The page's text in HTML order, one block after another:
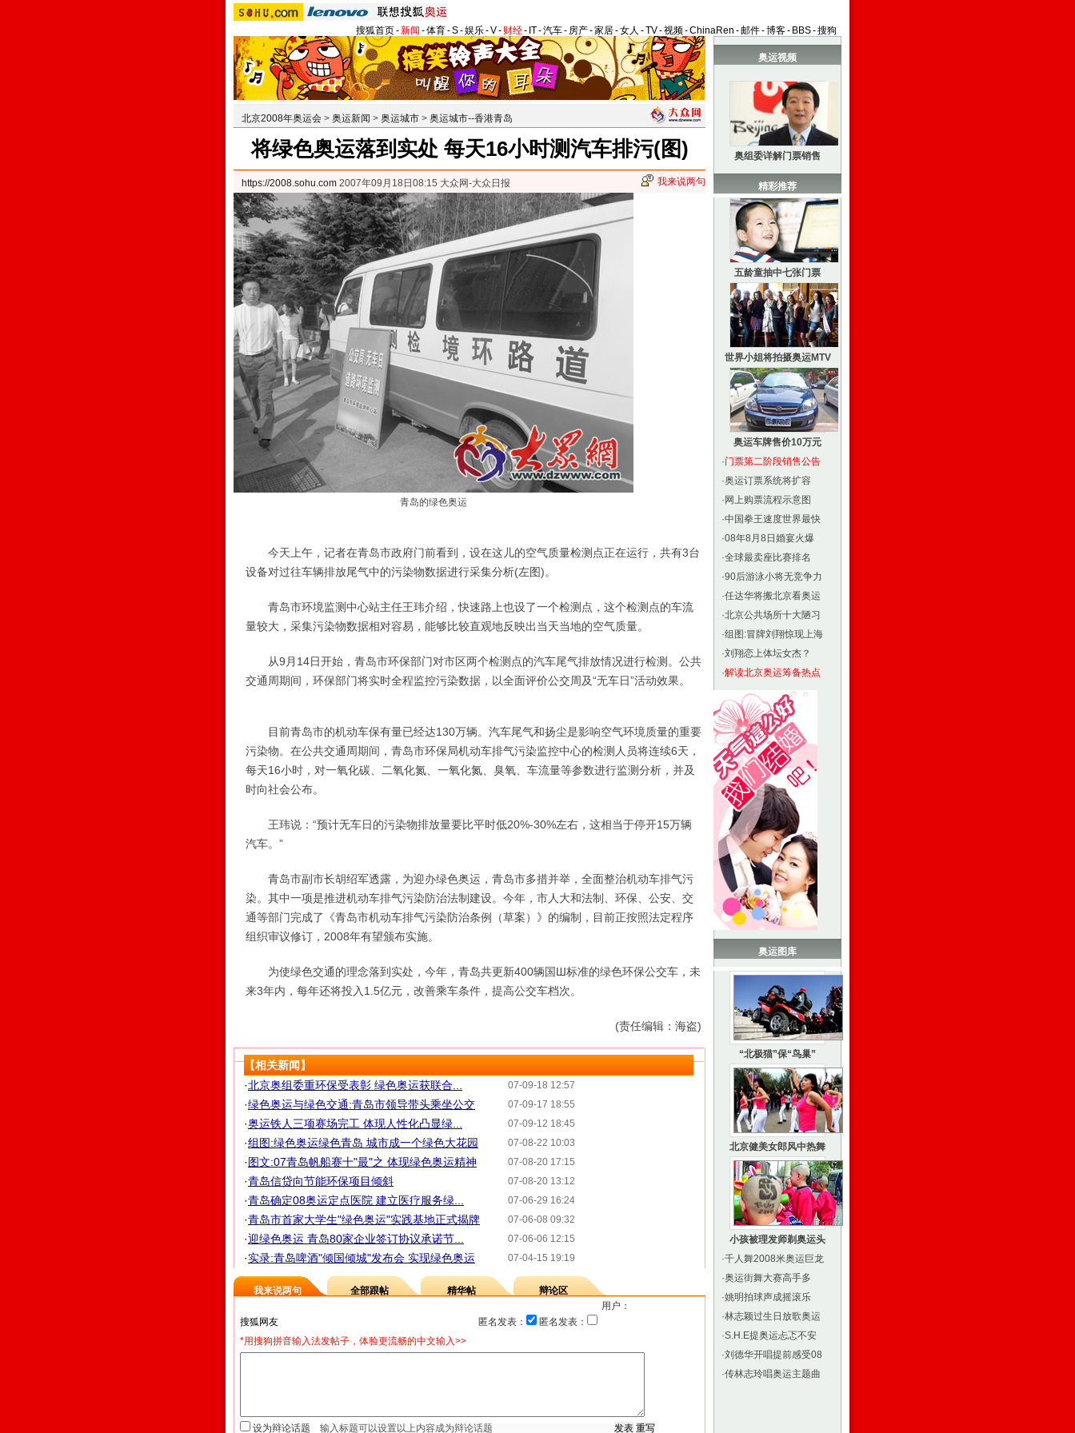
搜狐首页-新闻 -体育-S-娱乐-V- 财经- IT-汽车- 房产-家居-女人 -TV-视频-ChinaRen -邮件-博客- BBS-搜狗
北京2008年奥运会 > 奥运新闻 > 奥运城市 > 奥运城市--香港青岛
将绿色奥运落到实处 每天16小时测汽车排污(图)
https://2008.sohu.com 2007年09月18日08:15 大众网-大众日报 我来说两句
青岛的绿色奥运
今天上午，记者在青岛市政府门前看到，设在这儿的空气质量检测点正在运行，共有3台
设备对过往车辆排放尾气中的污染物数据进行采集分析(左图)。
青岛市环境监测中心站主任王玮介绍，快速路上也设了一个检测点，这个检测点的车流
量较大，采集污染物数据相对容易，能够比较直观地反映出当天当地的空气质量。
从9月14日开始，青岛市环保部门对市区两个检测点的汽车尾气排放情况进行检测。公共
交通周期间，环保部门将实时全程监控污染数据，以全面评价公交周及“无车日”活动效果。
目前青岛市的机动车保有量已经达130万辆。汽车尾气和扬尘是影响空气环境质量的重要
污染物。在公共交通周期间，青岛市环保局机动车排气污染监控中心的检测人员将连续6天，
每天16小时，对一氧化碳、二氧化氮、一氧化氮、臭氧、车流量等参数进行监测分析，并及
时向社会公布。
王玮说：“预计无车日的污染物排放量要比平时低20%-30%左右，这相当于停开15万辆
汽车。”
青岛市副市长胡绍军透露，为迎办绿色奥运，青岛市多措并举，全面整治机动车排气污
染。其中一项是推进机动车排气污染防治法制建设。今年，市人大和法制、环保、公安、交
通等部门完成了《青岛市机动车排气污染防治条例（草案）》的编制，目前正按照法定程序
组织审议修订，2008年有望颁布实施。
为使绿色交通的理念落到实处，今年，青岛共更新400辆国Ш标准的绿色环保公交车，未
来3年内，每年还将投入1.5亿元，改善乘车条件，提高公交车档次。
(责任编辑：海盗)
【相关新闻】
07-09-18 12:57
·北京奥组委重环保受表彰 绿色奥运获联合...
07-09-17 18:55
·绿色奥运与绿色交通:青岛市领导带头乘坐公交
07-09-12 18:45
·奥运铁人三项赛场完工 体现人性化凸显绿...
07-08-22 10:03
·组图:绿色奥运绿色青岛 城市成一个绿色大花园
07-08-20 17:15
·图文:07青岛帆船赛十"最"之 体现绿色奥运精神
07-08-20 13:12
·青岛信贷向节能环保项目倾斜
07-06-29 16:24
·青岛确定08奥运定点医院 建立医疗服务绿...
07-06-08 09:32
·青岛市首家大学生"绿色奥运"实践基地正式揭牌
07-06-06 12:15
·迎绿色奥运 青岛80家企业签订协议承诺节...
07-04-15 19:19
·实录:青岛啤酒"倾国倾城"发布会 实现绿色奥运
我来说两句 全部跟帖 精华帖
辩论区
用户：
匿名发表：
匿名发表：
*用搜狗拼音输入法发帖子，体验更流畅的中文输入>>
设为辩论话题
奥运视频
奥组委详解门票销售
精彩推荐
五龄童抽中七张门票
世界小姐将拍摄奥运MTV
奥运车牌售价10万元
·门票第二阶段销售公告
·奥运订票系统将扩容
· 网上购票流程示意图
·中国拳王速度世界最快
·08年8月8日婚宴火爆
·全球最卖座比赛排名
·90后游泳小将无竞争力
·任达华将搬北京看奥运
·北京公共场所十大陋习
·组图:冒牌刘翔惊现上海
·刘翔恋上体坛女杰？
·解读北京奥运筹备热点
奥运图库
“北极猫”保“鸟巢”
北京健美女郎风中热舞
小孩被理发师剃奥运头
·千人舞2008米奥运巨龙
·奥运街舞大赛高手多
·姚明拍球声成摇滚乐
·林志颖过生日放歌奥运
·S.H.E提奥运忐忑不安
·刘德华开唱提前感受08
·传林志玲唱奥运主题曲